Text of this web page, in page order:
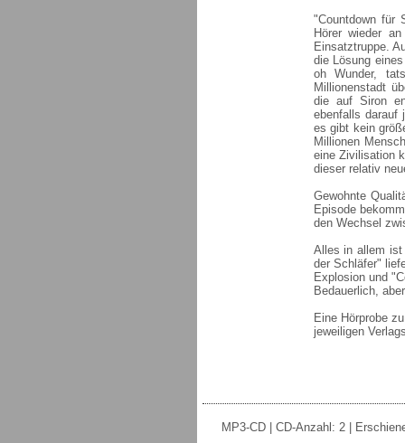
"Countdown für
Hörer wieder
Einsatztruppe.
die Lösung
oh Wunder,
Millionenstadt
die auf Siron
ebenfalls darauf
es gibt kein
Millionen
eine Zivilisation
dieser relativ
Gewohnte
Episode
den Wechsel
Alles in allem ist
der Schläfer"
Explosion und
Bedauerlich,
Eine Hörprobe
jeweiligen
MP3-CD | CD-Anzahl: 2 |